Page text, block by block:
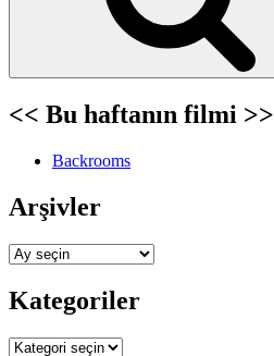
<< Bu haftanın filmi >>
Backrooms
Arşivler
Arşivler
Kategoriler
Kategoriler